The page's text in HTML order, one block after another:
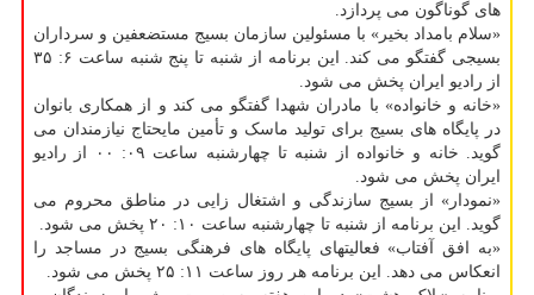
های گوناگون می پردازد.
«سلام بامداد بخیر» با مسئولین سازمان بسیج مستضعفین و سرداران
بسیجی گفتگو می کند. این برنامه از شنبه تا پنج شنبه ساعت ۶: ۳۵
از رادیو ایران پخش می شود.
«خانه و خانواده» با مادران شهدا گفتگو می کند و از همکاری بانوان
در پایگاه های بسیج برای تولید ماسک و تأمین مایحتاج نیازمندان می
گوید. خانه و خانواده از شنبه تا چهارشنبه ساعت ۰۹: ۰۰ از رادیو
ایران پخش می شود.
«نمودار» از بسیج سازندگی و اشتغال زایی در مناطق محروم می
گوید. این برنامه از شنبه تا چهارشنبه ساعت ۱۰: ۲۰ پخش می شود.
«به افق آفتاب» فعالیتهای پایگاه های فرهنگی بسیج در مساجد را
انعکاس می دهد. این برنامه هر روز ساعت ۱۱: ۲۵ پخش می شود.